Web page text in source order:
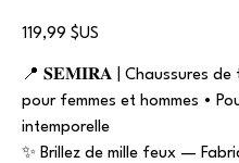
Prix
119,99 $US
📍 𝐒𝐄𝐌𝐈𝐑𝐀 | Chaussures de
pour femmes et hommes •
intemporelle
✨ Brillez de mille feux —